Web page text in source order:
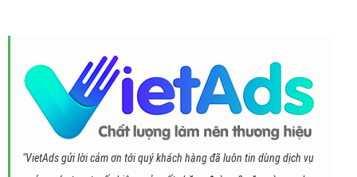
"VietAds gửi lời cảm ơn tới quý khách hàng đã luôn tin dùng dịch vụ